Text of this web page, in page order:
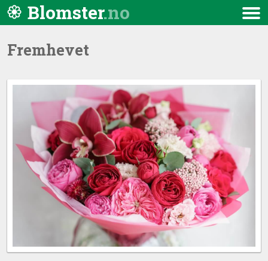
Hopp til innhold
Blomster
Meny
Fremhevet